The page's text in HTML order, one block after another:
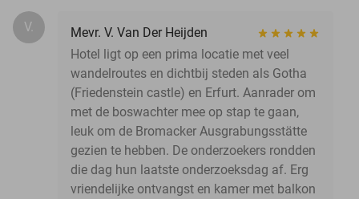
V.
Mevr. V. Van Der Heijden
Hotel ligt op een prima locatie met veel
wandelroutes en dichtbij steden als Gotha
(Friedenstein castle) en Erfurt. Aanrader om
met de boswachter mee op stap te gaan,
leuk om de Bromacker Ausgrabungsstätte
gezien te hebben. De onderzoekers rondden
die dag hun laatste onderzoeksdag af. Erg
vriendelijke ontvangst en kamer met balkon